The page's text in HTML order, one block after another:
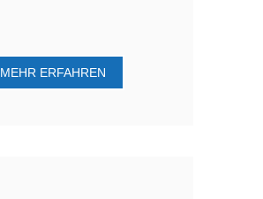
MEHR ERFAHREN